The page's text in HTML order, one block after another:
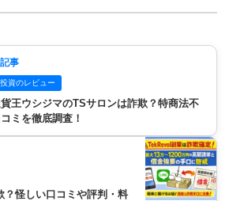
事
資のレビュー
王ウシジマのTSサロンは詐欺？特商法不
ミを徹底調査！
？怪しい口コミや評判・料